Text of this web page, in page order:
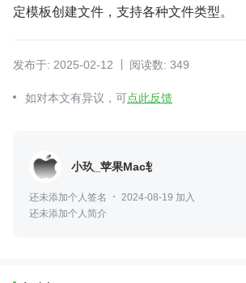
定模板创建文件，支持各种文件类型。
发布于: 2025-02-12 阅读数: 349
如对本文有异议，可点此反馈
小玖_苹果Mac软件
还未添加个人签名
2024-08-19 加入
还未添加个人简介